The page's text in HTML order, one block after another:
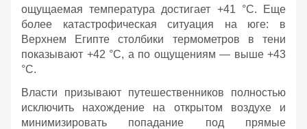
ощущаемая температура достигает +41 °C. Еще
более катастрофическая ситуация на юге: в
Верхнем Египте столбики термометров в тени
показывают +42 °C, а по ощущениям — выше +43
°C.
Власти призывают путешественников полностью
исключить нахождение на открытом воздухе и
минимизировать попадание под прямые